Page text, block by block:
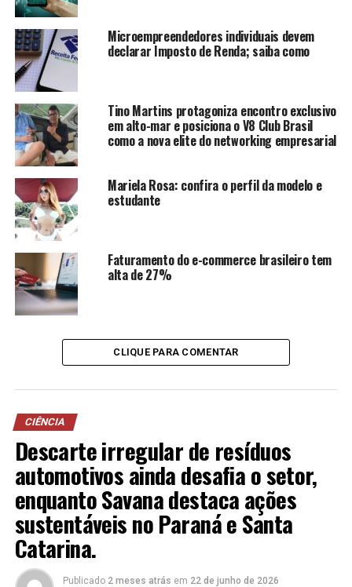
Microempreendedores individuais devem
declarar Imposto de Renda; saiba como
Tino Martins protagoniza encontro exclusivo
em alto-mar e posiciona o V8 Club Brasil
como a nova elite do networking empresarial
Mariela Rosa: confira o perfil da modelo e
estudante
Faturamento do e-commerce brasileiro tem
alta de 27%
CLIQUE PARA COMENTAR
CIÊNCIA
Descarte irregular de resíduos
automotivos ainda desafia o setor,
enquanto Savana destaca ações
sustentáveis no Paraná e Santa
Catarina.
Publicado 2 meses atrás em 22 de junho de 2026